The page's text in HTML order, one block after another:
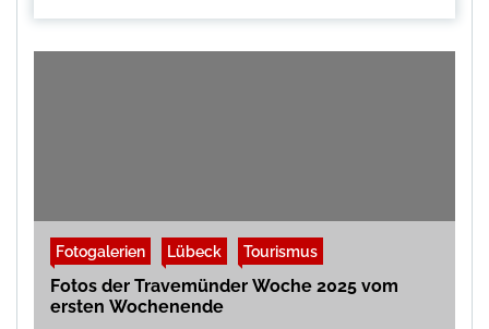
Fotogalerien Lübeck Tourismus
Fotos der Travemünder Woche 2025 vom
ersten Wochenende